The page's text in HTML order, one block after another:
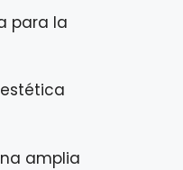
para la
amplia